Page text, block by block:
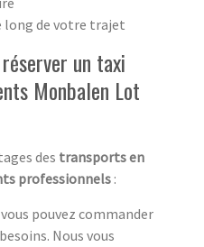
long de votre trajet
un taxi
Monbalen Lot
des transports en
professionnels :
pouvez commander
Nous vous